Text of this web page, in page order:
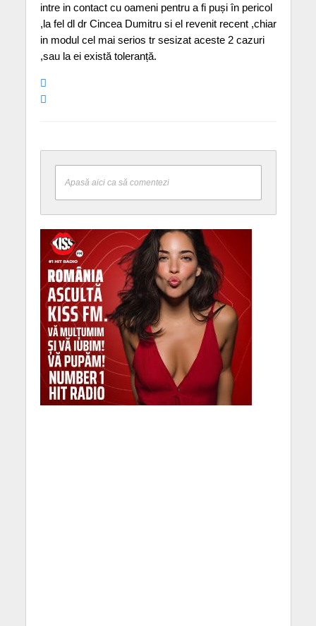
intre in contact cu oameni pentru a fi puși în pericol
,la fel dl dr Cincea Dumitru si el revenit recent ,chiar
in modul cel mai serios tr sesizat aceste 2 cazuri
,sau la ei există toleranță.
Apasă aici ca să comentezi